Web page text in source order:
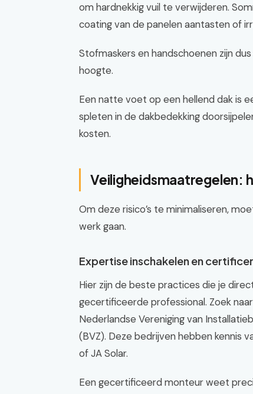
om hardnekkig vuil te verwijderen.
coating van de panelen aantasten of
Stofmaskers en handschoenen zijn
hoogte.
Een natte voet op een hellend dak is
spleten in de dakbedekking
kosten.
Veiligheidsmaatregelen:
Om deze risico’s te minimaliseren,
werk gaan.
Expertise inschakelen en
Hier zijn de beste practices die je
gecertificeerde professional. Zoek
Nederlandse Vereniging van
(BVZ). Deze bedrijven hebben kennis
of JA Solar.
Een gecertificeerd monteur weet